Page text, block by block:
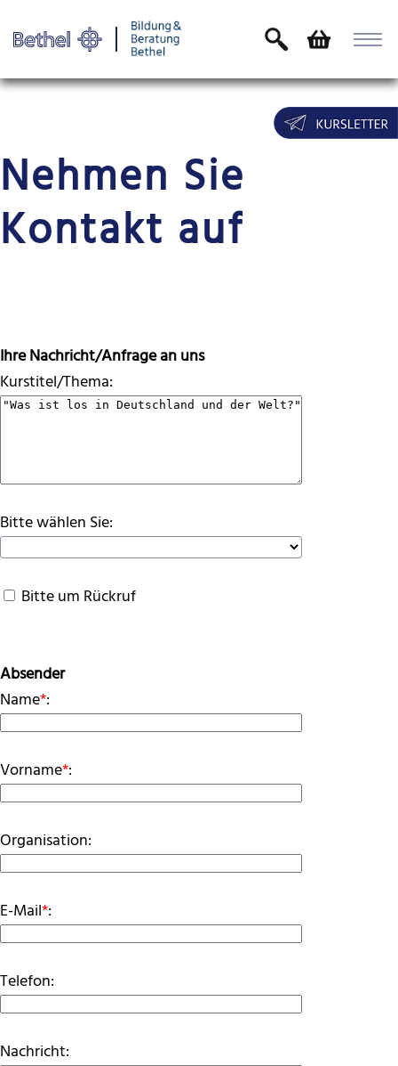
Nehmen Sie
Kontakt auf
Ihre Nachricht/Anfrage an uns
Kurstitel/Thema:
Bitte wählen Sie:
Bitte um Rückruf
Absender
Name*:
Vorname*:
Organisation:
E-Mail*:
Telefon:
Nachricht: